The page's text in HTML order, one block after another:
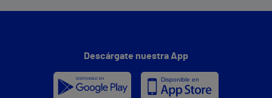
Descárgate nuestra App